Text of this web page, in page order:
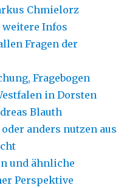
Chmielorz
weitere Infos
Fragen der
Fragebogen
in Dorsten
Blauth
anders nutzen aus
und ähnliche
Perspektive